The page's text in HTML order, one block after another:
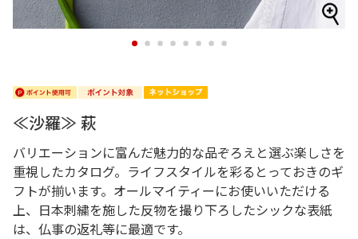
1 2 3 4 5 6 7 8
≪沙羅≫ 萩
バリエーションに富んだ魅力的な品ぞろえと選ぶ楽しさを
重視したカタログ。ライフスタイルを彩るとっておきのギ
フトが揃います。オールマイティーにお使いいただける
上、日本刺繍を施した反物を撮り下ろしたシックな表紙
は、仏事の返礼等に最適です。